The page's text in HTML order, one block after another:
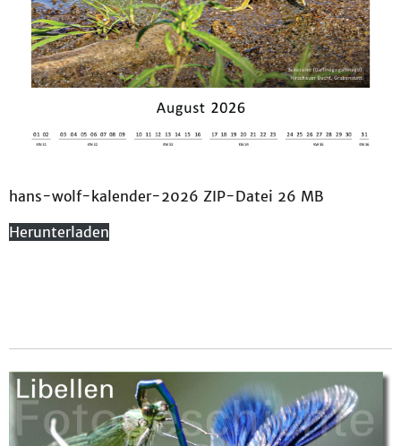
hans-wolf-kalender-2026 ZIP-Datei 26 MB
Herunterladen